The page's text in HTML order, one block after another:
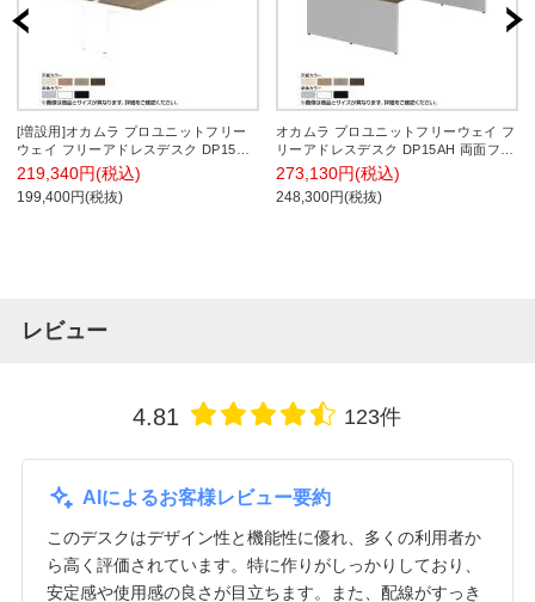
[増設用]オカムラ プロユニットフリー
ウェイ フリーアドレスデスク DP15CJ
両面ジョイント パネル脚 配線カバー置
式 プライズウッド 幅1200×奥行1400×
高さ720mm
219,340円(税込)
199,400円(税抜)
オカムラ プロユニットフリーウェイ フ
リーアドレスデスク DP15AH 両面フリ
ースタンディング パネル脚 配線カバー
開閉式 プライズウッド 幅1400×奥行
1400×高さ720mm
273,130円(税込)
248,300円(税抜)
レビュー
4.81 123件
AIによるお客様レビュー要約
このデスクはデザイン性と機能性に優れ、多くの利用者か
ら高く評価されています。特に作りがしっかりしており、
安定感や使用感の良さが目立ちます。また、配線がすっき